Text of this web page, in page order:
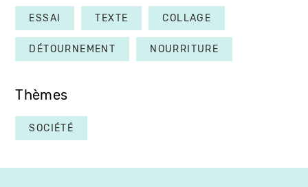
ESSAI TEXTE COLLAGE
DÉTOURNEMENT NOURRITURE
Thèmes
SOCIÉTÉ